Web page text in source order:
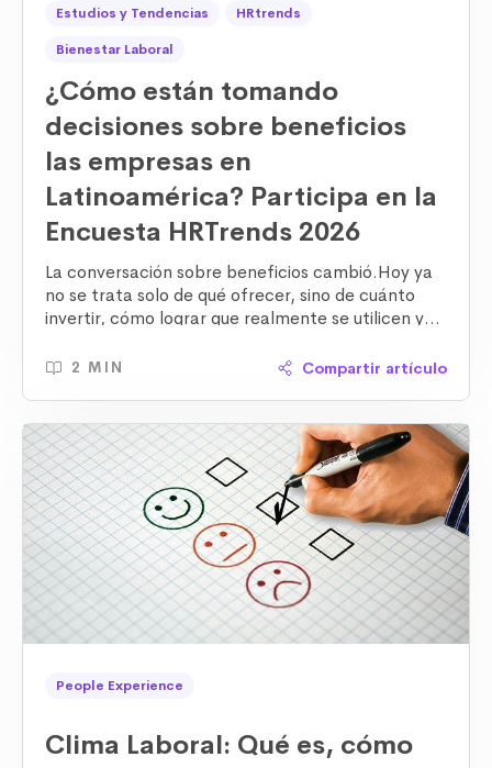
Estudios y Tendencias HRtrends
Bienestar Laboral
¿Cómo están tomando
decisiones sobre beneficios
las empresas en
Latinoamérica? Participa en la
Encuesta HRTrends 2026
La conversación sobre beneficios cambió.Hoy ya
no se trata solo de qué ofrecer, sino de cuánto
invertir, cómo lograr que realmente se utilicen y
colaborador y en los resultados del negocio.
2 MIN Compartir artículo
People Experience
Clima Laboral: Qué es, cómo